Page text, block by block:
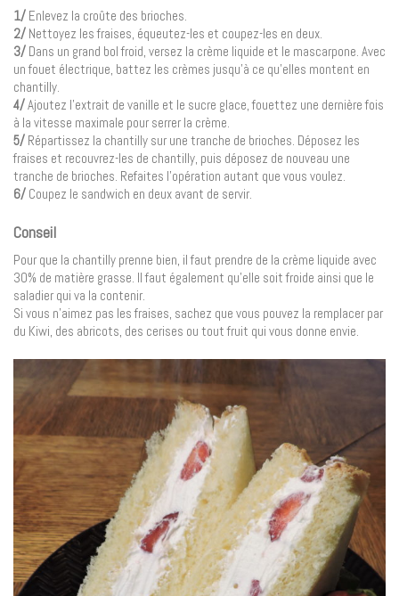
1/ Enlevez la croûte des brioches.
2/ Nettoyez les fraises, équeutez-les et coupez-les en deux.
3/ Dans un grand bol froid, versez la crème liquide et le mascarpone. Avec
un fouet électrique, battez les crèmes jusqu’à ce qu’elles montent en
chantilly.
4/Ajoutez l’extrait de vanille et le sucre glace, fouettez une dernière fois
à la vitesse maximale pour serrer la crème.
5/ Répartissez la chantilly sur une tranche de brioches. Déposez les
fraises et recouvrez-les de chantilly, puis déposez de nouveau une
tranche de brioches. Refaites l’opération autant que vous voulez.
6/ Coupez le sandwich en deux avant de servir.
Conseil
Pour que la chantilly prenne bien, il faut prendre de la crème liquide avec
30% de matière grasse. Il faut également qu’elle soit froide ainsi que le
saladier qui va la contenir.
Si vous n’aimez pas les fraises, sachez que vous pouvez la remplacer par
du Kiwi, des abricots, des cerises ou tout fruit qui vous donne envie.